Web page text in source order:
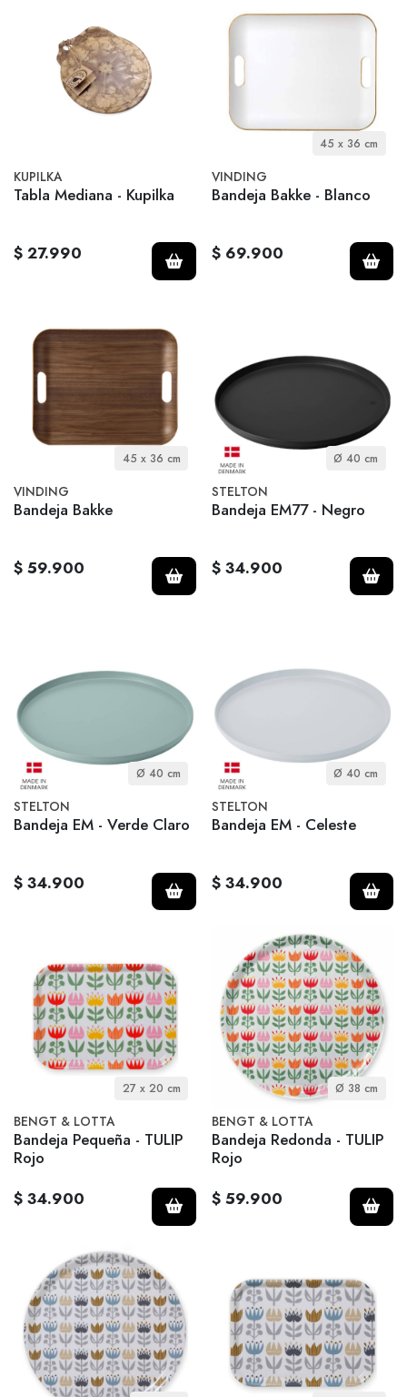
KUPILKA
Tabla Mediana - Kupilka
$ 27.990
45 x 36 cm
VINDING
Bandeja Bakke - Blanco
$ 69.900
45 x 36 cm
VINDING
Bandeja Bakke
$ 59.900
Ø 40 cm
STELTON
Bandeja EM77 - Negro
$ 34.900
Ø 40 cm
STELTON
Bandeja EM - Verde Claro
$ 34.900
Ø 40 cm
STELTON
Bandeja EM - Celeste
$ 34.900
27 x 20 cm
BENGT & LOTTA
Bandeja Pequeña - TULIP
Rojo
$ 34.900
Ø 38 cm
BENGT & LOTTA
Bandeja Redonda - TULIP
Rojo
$ 59.900